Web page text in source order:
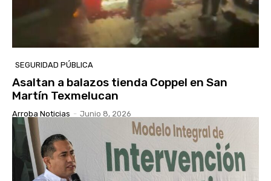
SEGURIDAD PÚBLICA
Asaltan a balazos tienda Coppel en San
Martín Texmelucan
Arroba Noticias - Junio 8, 2026